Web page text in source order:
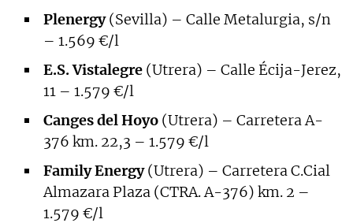
Plenergy(Sevilla) – Calle Metalurgia, s/n
– 1.569 €/l
E.S. Vistalegre (Utrera) – Calle Écija-Jerez,
11 – 1.579 €/l
Canges del Hoyo (Utrera) – Carretera A-
376 km. 22,3 – 1.579 €/l
Family Energy(Utrera) – Carretera C.Cial
Almazara Plaza (CTRA. A-376) km. 2 –
1.579 €/l